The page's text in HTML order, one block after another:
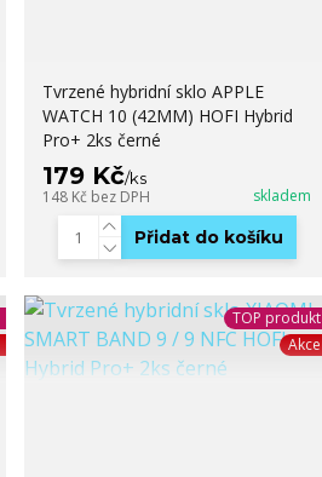
Tvrzené hybridní sklo APPLE
WATCH 10 (42MM) HOFI Hybrid
Pro+ 2ks černé
179 Kč/ks
148 Kč bez DPH skladem
Přidat do košíku
TOP produkt
Akce